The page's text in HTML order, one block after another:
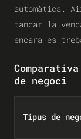
automàtica.
tancar la
encara es
de negoci
Tipus de